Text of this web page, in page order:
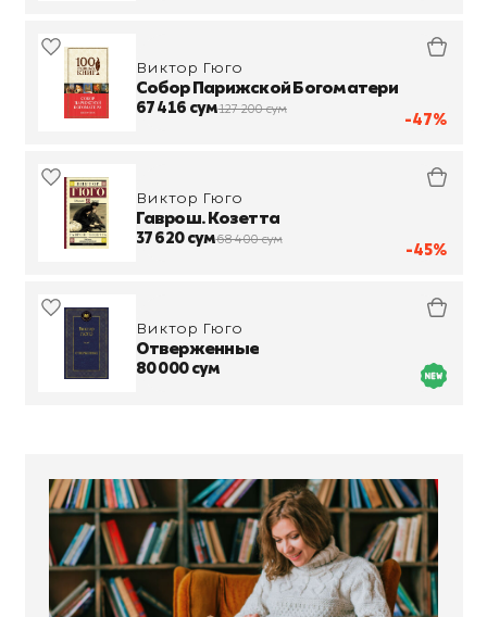
-47%
Виктор Гюго
Собор Парижской Богоматери
67 416 сум127 200 сум
-45%
Виктор Гюго
Гаврош. Козетта
37 620 сум68 400 сум
Виктор Гюго
Отверженные
80 000 сум